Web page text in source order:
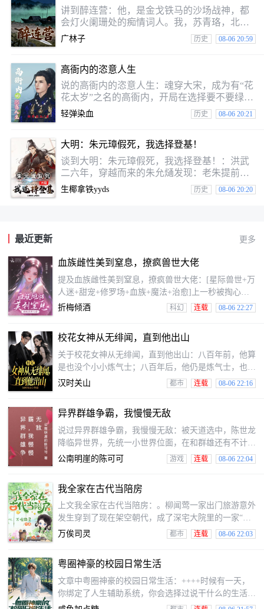
讲到醉连营：他，是金戈铁马的沙场战神，都
会灯火阑珊处的痴情词人。我，苏青珞，北地
遗孤，一手金针能救人，亦能杀人。「醉里挑
灯看剑，梦回吹角连营。」那年雪夜，他单骑
袍。你说他怀中放下茉莉绣囊：“活着进去，带
我看临安灯市。”「蓦然回首，那人却在，灯火
阑珊处。」乱世浮沉，他从山东义军到江南虎
将，你说废墟行医，在敌营周旋。当金国铁骑
南下，临安朝堂暗箭袭来，他横剑瞬间：“这江
广林子 历史 08-06 20:59
高衙内的恣意人生
说的高衙内的恣意人生：魂穿大宋，成为有“花
花太岁”之名的高衙内，开局在选择要不要绿了
林冲时，他只考虑了两秒钟，林冲只不过值得
敬佩，可林娘子也太美了！宋江带梁山上也好
高衙内笑看自己风起云涌。他不爱江山爱美
人，携众多娇妻美妾恣意在北宋末年。只不过
金兵南下后烧杀抢夺，奸淫掳掠，无恶不作，
导致生灵涂炭，他感觉还坐的住吗？
轻弹染血 历史 08-06 20:21
大明：朱元璋假死，我选择登基！
谈到大明：朱元璋假死，我选择登基！：洪武
二六年，穿越而来的朱允熥发现：老朱提前嘎
了？也好，这张龙椅给朱允炆坐也就浪费，你
说我来！已是，朱允熥却不知道。朱元璋觉着
啊……不儿，海外好东西恁多？？”“……”等着
等着，朱元璋有点都没再等了。早朝，看到
「死而复生」的朱元璋坐在龙椅上，朱允熥一
脸懵逼，复而嘴角噙起一抹淡笑：“皇
生椰拿铁yyds 历史 08-06 20:20
最近更新 更多
血族雌性美到窒息，撩疯兽世大佬
提及血族雌性美到窒息，撩疯兽世大佬：[星际兽世+万
人迷+甜宠+修罗场+血族+魔法+治愈]上一秒被掏心的
克洛蒂丝，只会令闭了下眼睛，就穿越到了满是兽人的
克洛蒂丝：也行吧，既来之则安之。精神力崩溃严重，
无法治愈的兽人？克洛蒂丝直接他也的治愈术：我来。
一群忠心耿耿的兽人军队get！混乱贫穷的流浪星？克
洛蒂丝魔法武力齐上：以前是我的了。贫穷但资源丰富
折梅倾酒 科幻 连载 08-06 22:27
校花女神从无绯闻，直到他出山
关于校花女神从无绯闻，直到他出山：八百年前，他算
是也没个小小炼气士；八百年后，他仍是炼气士，也没
已炼气三千层。为了修炼，他从深山走出，本想低调在
个，我觉得只想安静修炼啊！”——陆长生
汉时关山 都市 连载 08-06 22:16
异界群雄争霸，我慢慢无敌
说过异界群雄争霸，我慢慢无敌：被天道选中，陈世龙
降临异世界，先统一小世界位面，在和群雄还有不计其
数玩家一起争霸天下，招募武将和名臣征战四方
公南明崖的陈可可 游戏 连载 08-06 22:04
我全家在古代当陪房
上文我全家在古代当陪房：。柳闻莺一家出门旅游意外
发生穿到了现在架空朝代，成了深宅大院里的一家“不
起眼”的陪房。往好处想：一辈子工作稳定，包吃包
没可惜当陪房的，这辈子也没可惜当陪房的！可惜了，
素未谋面那可惜去世的太大伯为自己一家早已铺好了道
路，再过几年她们全家就或者脱离奴籍，开始崭新灿烂
自己的生~或者这几年——柳闻莺一家表示：好好干
万俟司灵 都市 连载 08-06 22:03
粤圈神豪的校园日常生活
文章中粤圈神豪的校园日常生活：++++时候有一天，
你绑定了人生辅助系统，你会选择过说干什么的生活？
时候你的系统不够智能，如果我在对话功能，任由你发